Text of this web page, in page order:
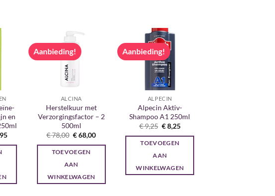
en
Huidige
is:
Aanbieding!
ALCINA
Herstelkuur met
Verzorgingsfactor – 2
500ml
€78,00 Oorspronkelijke
prijs
was:
€ 78,00.
€68,00Huidige
is:
TOEVOEGEN
AAN
WINKELWAGEN
Aanbieding!
ALPECIN
Alpecin Aktiv-
Shampoo A1 250ml
€9,25 Oorspronkelijke
prijs
was:
€ 9,25.
€8,25Huidige
is:
TOEVOEGEN
AAN
WINKELWAGEN